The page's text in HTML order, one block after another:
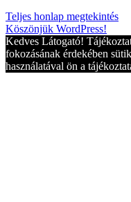
Teljes honlap megtekintés
Köszönjük WordPress!
Kedves Látogató!
fokozásának érdekében
használatával ön a